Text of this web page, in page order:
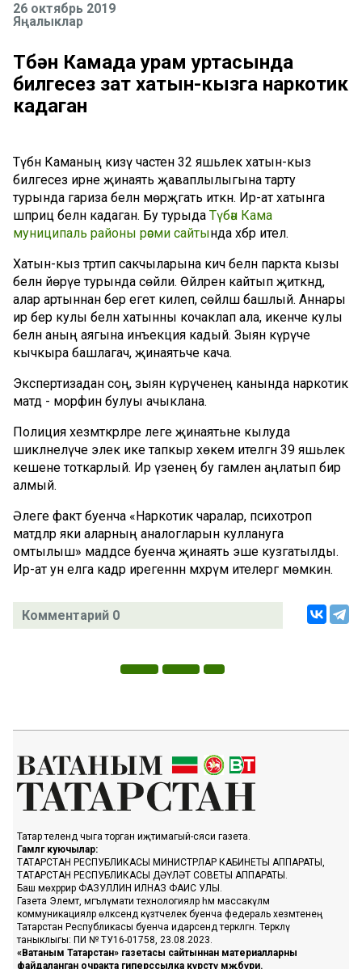
26 октябрь 2019
Яңалыклар
Түбән Камада урам уртасында
билгесез зат хатын-кызга наркотик
кадаган
Түбән Каманың кизү частенә 32 яшьлек хатын-кыз
билгесез ирне җинаять җаваплылыгына тарту
турында гариза белән мөрәҗәгать иткән. Ир-ат хатынга
шприц белән кадаган. Бу турыда Түбән Кама
муниципаль районы рәсми сайтында хәбәр ителә.
Хатын-кыз тәртип сакчыларына кич белән паркта кызы
белән йөрүе турында сөйли. Өйләренә кайтып җиткәндә,
алар артыннан бер егет килеп, сөйләшә башлый. Аннары
ир бер кулы белән хатынны кочаклап ала, икенче кулы
белән аның аягына инъекция кадый. Зыян күрүче
кычкыра башлагач, җинаятьче кача.
Экспертизадан соң, зыян күрүченең канында наркотик
матдә - морфин булуы ачыклана.
Полиция хезмәткәрләре әлеге җинаятьне кылуда
шикләнелүче элек ике тапкыр хөкем ителгән 39 яшьлек
кешене тоткарлый. Ир үзенең бу гамәлен аңлатып бирә
алмый.
Әлеге факт буенча «Наркотик чаралар, психотроп
матдәләр яки аларның аналогларын куллануга
омтылыш» маддәсе буенча җинаять эше кузгатылды.
Ир-ат ун елга кадәр ирегеннән мәхрүм ителергә мөмкин.
Комментарий 0
Татар телендә чыга торган иҗтимагый-сәяси газета.
Гамәлгә куючылар:
ТАТАРСТАН РЕСПУБЛИКАСЫ МИНИСТРЛАР КАБИНЕТЫ АППАРАТЫ,
ТАТАРСТАН РЕСПУБЛИКАСЫ ДӘҮЛӘТ СОВЕТЫ АППАРАТЫ.
Баш мөхәррир ФАЗУЛЛИН ИЛНАЗ ФАИС УЛЫ.
Газета Элемтә, мәгълүмати технологияләр һәм массакүләм
коммуникацияләр өлкәсендә күзәтчелек буенча федераль хезмәтенең
Татарстан Республикасы буенча идарәсендә теркәлгән. Теркәлү
таныклыгы: ПИ № ТУ16-01758, 23.08.2023.
«Ватаным Татарстан» газетасы сайтыннан материалларны
файдаланган очракта гиперссылка күрсәтү мәҗбүри.